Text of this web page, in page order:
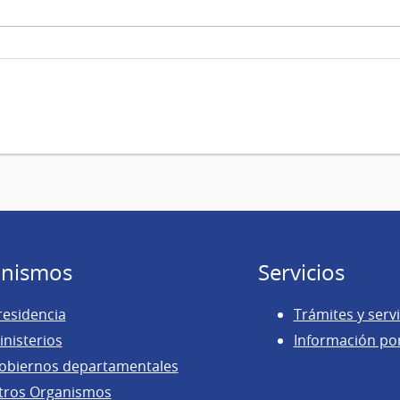
departamentales
Organismos
Servicios
Trámites y
Información